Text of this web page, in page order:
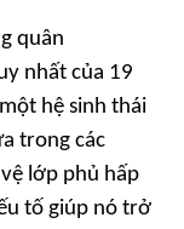
quân
nhất của 19
hệ sinh thái
trong các
lớp phủ hấp
tố giúp nó trở